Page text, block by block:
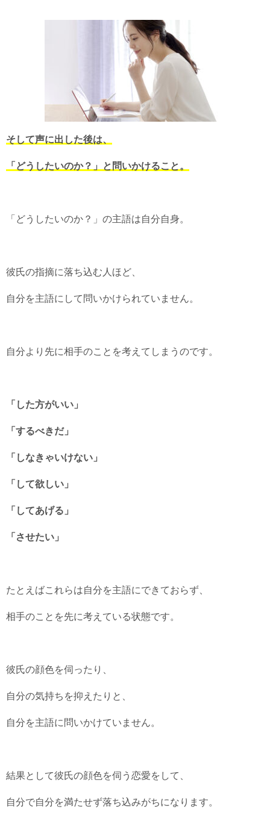
そして声に出した後は、
「どうしたいのか？」と問いかけること。
「どうしたいのか？」の主語は自分自身。
彼氏の指摘に落ち込む人ほど、
自分を主語にして問いかけられていません。
自分より先に相手のことを考えてしまうのです。
「した方がいい」
「するべきだ」
「しなきゃいけない」
「して欲しい」
「してあげる」
「させたい」
たとえばこれらは自分を主語にできておらず、
相手のことを先に考えている状態です。
彼氏の顔色を伺ったり、
自分の気持ちを抑えたりと、
自分を主語に問いかけていません。
結果として彼氏の顔色を伺う恋愛をして、
自分で自分を満たせず落ち込みがちになります。